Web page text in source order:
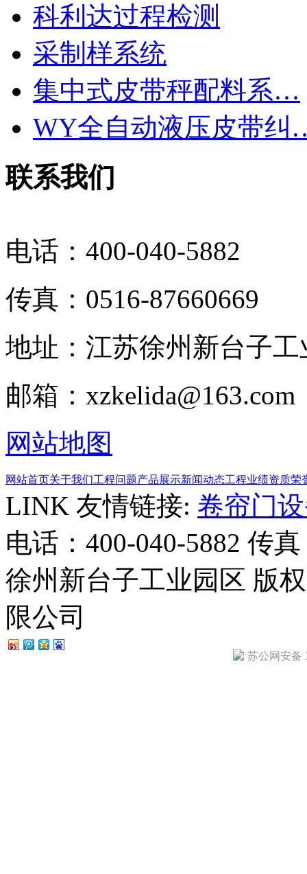
科利达过程检测
采制样系统
集中式皮带秤配料系…
WY全自动液压皮带
联系我们
电话：400-040-5882
传真：0516-87660669
地址：江苏徐州新台子工
邮箱：xzkelida@163.com
网站地图
网站首页关于我们工程问题产品展示新闻动态工程业绩资质荣
LINK 友情链接: 卷帘门
电话：400-040-5882 传真
徐州新台子工业园区 版
限公司
苏公网安备